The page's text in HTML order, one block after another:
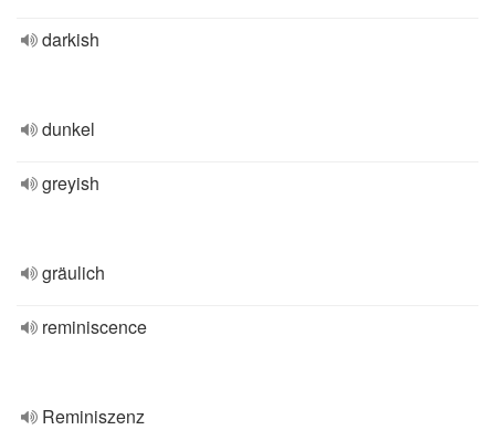
darkish
dunkel
greyish
gräulich
reminiscence
Reminiszenz